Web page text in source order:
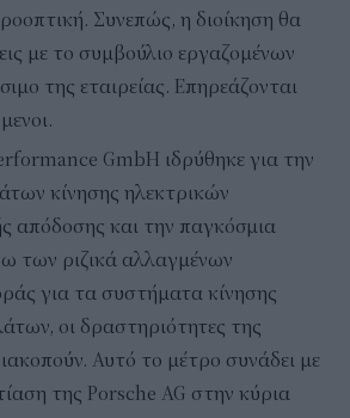
Συνεπώς, η διοίκηση θα
με το συμβούλιο εργαζομένων
της εταιρείας. Επηρεάζονται
GmbH ιδρύθηκε για την
κίνησης ηλεκτρικών
απόδοσης και την παγκόσμια
των ριζικά αλλαγμένων
για τα συστήματα κίνησης
οι δραστηριότητες της
Αυτό το μέτρο συνάδει με
της Porsche AG στην κύρια